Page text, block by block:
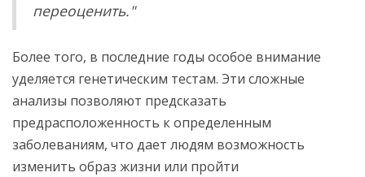
переоценить."
Более того, в последние годы особое внимание
уделяется генетическим тестам. Эти сложные
анализы позволяют предсказать
предрасположенность к определенным
заболеваниям, что дает людям возможность
изменить образ жизни или пройти